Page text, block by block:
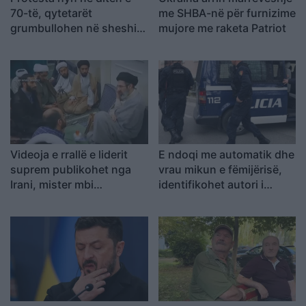
70-të, qytetarët
grumbullohen në sheshin
dorëheqjen!
me SHBA-në për furnizime
mujore me raketa Patriot
Videoja e rrallë e liderit
suprem publikohet nga
Irani, mister mbi
Khameneit
E ndoqi me automatik dhe
vrau mikun e fëmijërisë,
identifikohet autori i
kërkim